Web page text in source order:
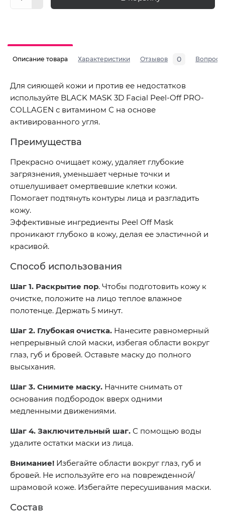
Описание товара Характеристики Отзывов 0 Вопросы
Для сияющей кожи и против ее недостатков
используйте BLACK MASK 3D Facial Peel-Off PRO-
COLLAGEN с витамином С на основе
активированного угля.
Преимущества
Прекрасно очищает кожу, удаляет глубокие
загрязнения, уменьшает черные точки и
отшелушивает омертвевшие клетки кожи.
Помогает подтянуть контуры лица и разгладить
кожу.
Эффективные ингредиенты Peel Off Mask
проникают глубоко в кожу, делая ее эластичной и
красивой.
Способ использования
Шаг 1. Раскрытие пор. Чтобы подготовить кожу к
очистке, положите на лицо теплое влажное
полотенце. Держать 5 минут.
Шаг 2. Глубокая очистка. Нанесите равномерный
непрерывный слой маски, избегая области вокруг
глаз, губ и бровей. Оставьте маску до полного
высыхания.
Шаг 3. Снимите маску. Начните снимать от
основания подбородок вверх одними
медленными движениями.
Шаг 4. Заключительный шаг. С помощью воды
удалите остатки маски из лица.
Внимание! Избегайте области вокруг глаз, губ и
бровей. Не используйте его на поврежденной/
шрамовой коже. Избегайте пересушивания маски.
Состав